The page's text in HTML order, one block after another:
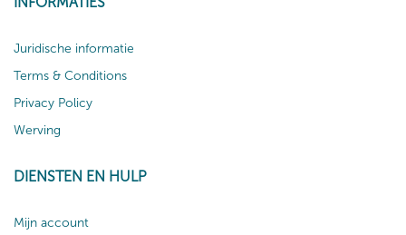
Juridische informatie
Terms & Conditions
Privacy Policy
Werving
DIENSTEN EN HULP
Mijn account